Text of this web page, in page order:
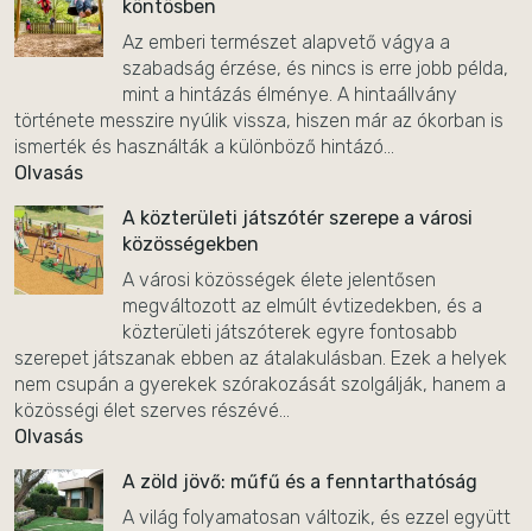
köntösben
Az emberi természet alapvető vágya a
szabadság érzése, és nincs is erre jobb példa,
mint a hintázás élménye. A hintaállvány
története messzire nyúlik vissza, hiszen már az ókorban is
ismerték és használták a különböző hintázó...
Olvasás
A közterületi játszótér szerepe a városi
közösségekben
A városi közösségek élete jelentősen
megváltozott az elmúlt évtizedekben, és a
közterületi játszóterek egyre fontosabb
szerepet játszanak ebben az átalakulásban. Ezek a helyek
nem csupán a gyerekek szórakozását szolgálják, hanem a
közösségi élet szerves részévé...
Olvasás
A zöld jövő: műfű és a fenntarthatóság
A világ folyamatosan változik, és ezzel együtt